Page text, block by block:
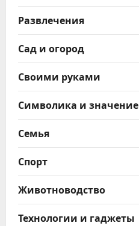
Развлечения
Сад и огород
Своими руками
Символика и значение
Семья
Спорт
Животноводство
Технологии и гаджеты